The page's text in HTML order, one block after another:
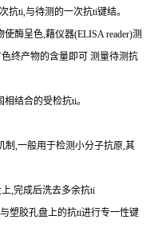
抗ti,与待测的一次抗ti键结。
使酶呈色,藉仪器(ELISA reader)测
终产物的含量即可 测量待测抗
相结合的受检抗ti。
制,一般用于检测小分子抗原,其
,完成后洗去多余抗ti
塑胶孔盘上的抗ti进行专一性键